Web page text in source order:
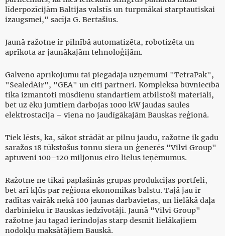
līderpozīcijām Baltijas valstīs un turpmākai starptautiskai
izaugsmei," sacīja G. Bertašius.
Jaunā ražotne ir pilnībā automatizēta, robotizēta un
aprīkota ar jaunākajām tehnoloģijām.
Galveno aprīkojumu tai piegādāja uzņēmumi "TetraPak",
"SealedAir", "GEA" un citi partneri. Kompleksa būvniecībā
tika izmantoti mūsdienu standartiem atbilstoši materiāli,
bet uz ēku jumtiem darbojas 1000 kW jaudas saules
elektrostacija – viena no jaudīgākajām Bauskas reģionā.
Tiek lēsts, ka, sākot strādāt ar pilnu jaudu, ražotne ik gadu
saražos 18 tūkstošus tonnu siera un ģenerēs "Vilvi Group"
aptuveni 100–120 miljonus eiro lielus ieņēmumus.
Ražotne ne tikai paplašinās grupas produkcijas portfeli,
bet arī kļūs par reģiona ekonomikas balstu. Tajā jau ir
radītas vairāk nekā 100 jaunas darbavietas, un lielākā daļa
darbinieku ir Bauskas iedzīvotāji. Jaunā "Vilvi Group"
ražotne jau tagad ierindojas starp desmit lielākajiem
nodokļu maksātājiem Bauskā.